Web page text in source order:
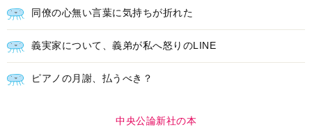
同僚の心無い言葉に気持ちが折れた
義実家について、義弟が私へ怒りのLINE
ピアノの月謝、払うべき？
中央公論新社の本